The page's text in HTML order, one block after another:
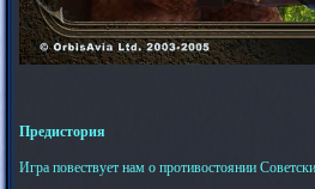
Предистория
Игра повествует нам о противостоянии